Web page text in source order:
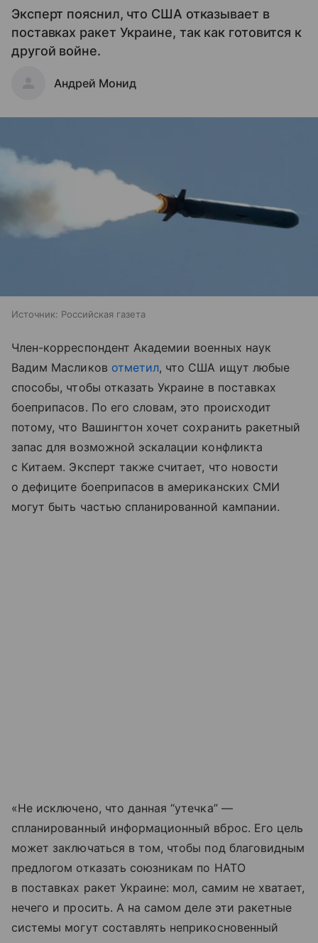
Эксперт пояснил, что США отказывает в
поставках ракет Украине, так как готовится к
другой войне.
Андрей Монид
Источник: Российская газета
Член-корреспондент Академии военных наук
Вадим Масликов отметил, что США ищут любые
способы, чтобы отказать Украине в поставках
боеприпасов. По его словам, это происходит
потому, что Вашингтон хочет сохранить ракетный
запас для возможной эскалации конфликта
с Китаем. Эксперт также считает, что новости
о дефиците боеприпасов в американских СМИ
могут быть частью спланированной кампании.
«Не исключено, что данная “утечка” —
спланированный информационный вброс. Его цель
может заключаться в том, чтобы под благовидным
предлогом отказать союзникам по НАТО
в поставках ракет Украине: мол, самим не хватает,
нечего и просить. А на самом деле эти ракетные
системы могут составлять неприкосновенный